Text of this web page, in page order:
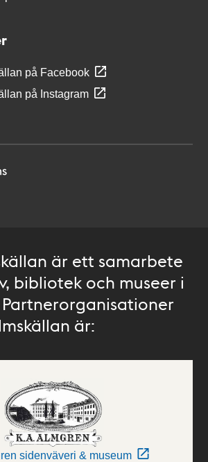
på Facebook
på Instagram
är ett samarbete
bibliotek och museer i
är:
sidenväveri & museum